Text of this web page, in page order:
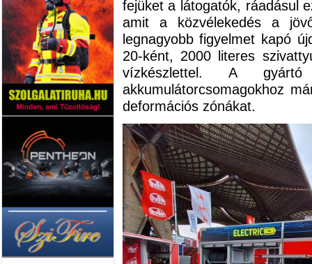
fejüket a látogatók, ráadásul
amit a közvélekedés a
legnagyobb figyelmet kapó
20-ként, 2000 literes
vízkészlettel. A
akkumulátorcsomagokhoz
deformációs zónákat.